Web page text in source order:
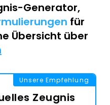
Generator,
für
Übersicht über
Unsere Empfehlung
Zeugnis